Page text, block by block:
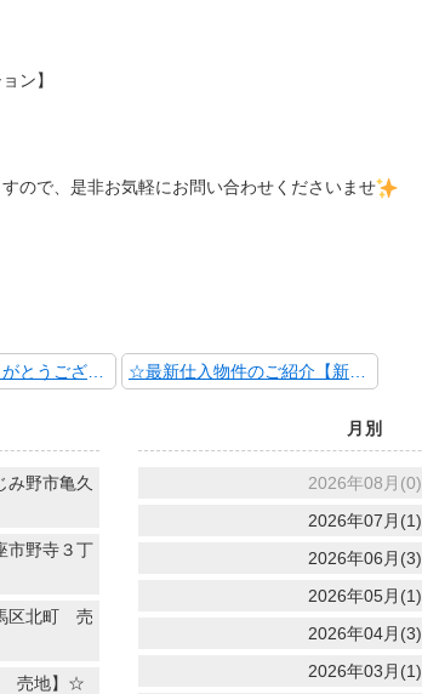
ン】
ので、是非お気軽にお問い合わせくださいませ
野市亀久
市野寺３丁
区北町 売
売地】☆
月別
2026年08月(0)
2026年07月(1)
2026年06月(3)
2026年05月(1)
2026年04月(3)
2026年03月(1)